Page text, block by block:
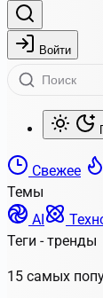
Войти
Свежее
Темы
AI
Теги - тренды
15 самых